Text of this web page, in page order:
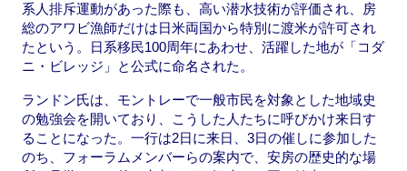
系人排斥運動があった際も、高い潜水技術が評価され、房
総のアワビ漁師だけは日米両国から特別に渡米が許可され
たという。日系移民100周年にあわせ、活躍した地が「コダ
ニ・ビレッジ」と公式に命名された。
ランドン氏は、モントレーで一般市民を対象とした地域史
の勉強会を開いており、こうした人たちに呼びかけ来日す
ることになった。一行は2日に来日、3日の催しに参加した
のち、フォーラムメンバーらの案内で、安房の歴史的な場